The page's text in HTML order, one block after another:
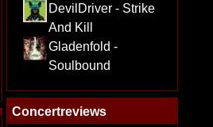
DevilDriver - Strike
And Kill
Gladenfold -
Soulbound
Concertreviews